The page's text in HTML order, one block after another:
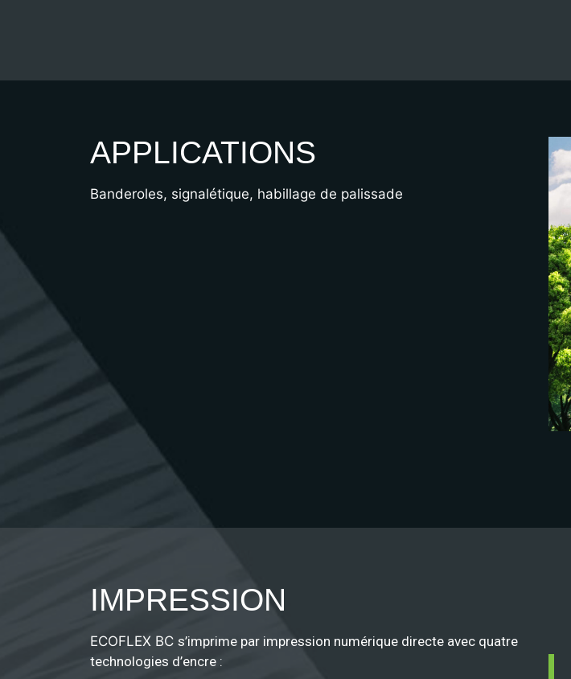
APPLICATIONS
Banderoles, signalétique, habillage de palissade
IMPRESSION
ECOFLEX BC s’imprime par impression numérique directe avec quatre
technologies d’encre :